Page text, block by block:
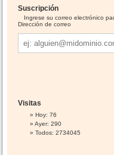
v
Suscripción
Ingrese su correo electrónico
Dirección de correo
Dirección
de
correo
Visitas
Hoy: 76
Ayer: 290
Todos: 2734045